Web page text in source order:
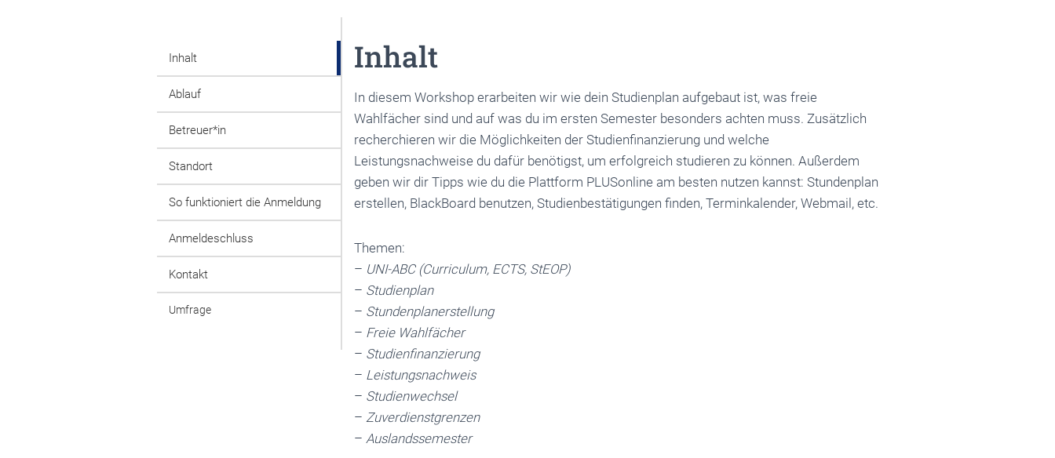
Inhalt
Ablauf
Betreuer*in
Standort
So funktioniert die Anmeldung
Anmeldeschluss
Kontakt
Umfrage
Inhalt
In diesem Workshop erarbeiten wir wie dein Studienplan aufgebaut ist, was freie
Wahlfächer sind und auf was du im ersten Semester besonders achten muss. Zusätzlich
recherchieren wir die Möglichkeiten der Studienfinanzierung und welche
Leistungsnachweise du dafür benötigst, um erfolgreich studieren zu können. Außerdem
geben wir dir Tipps wie du die Plattform PLUSonline am besten nutzen kannst: Stundenplan
erstellen, BlackBoard benutzen, Studienbestätigungen finden, Terminkalender, Webmail, etc.
Themen:
– UNI-ABC (Curriculum, ECTS, StEOP)
– Studienplan
– Stundenplanerstellung
– Freie Wahlfächer
– Studienfinanzierung
– Leistungsnachweis
– Studienwechsel
– Zuverdienstgrenzen
– Auslandssemester